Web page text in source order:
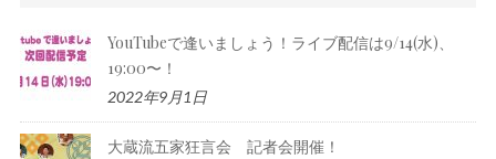
YouTubeで逢いましょう！ライブ配信は9/14(水)、
19:00〜！
2022年9月1日
大蔵流五家狂言会 記者会開催！